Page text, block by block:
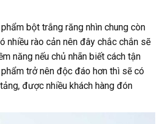
bột trắng răng nhìn chung còn
nhiều rào cản nên đây chắc chắn sẽ
năng nếu chủ nhãn biết cách tận
trở nên độc đáo hơn thì sẽ có
được nhiều khách hàng đón